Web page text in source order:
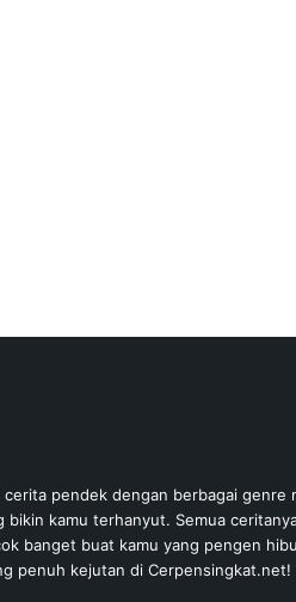
pendek dengan berbagai genre
kamu terhanyut. Semua
banget buat kamu yang pengen
penuh kejutan di Cerpensingkat.net!